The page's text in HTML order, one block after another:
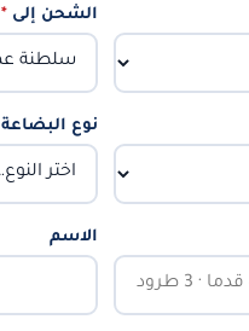
الشحن إلى *
نوع البضاعة
الاسم